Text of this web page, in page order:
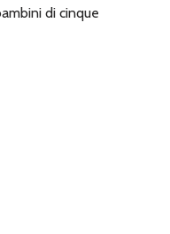
di cinque